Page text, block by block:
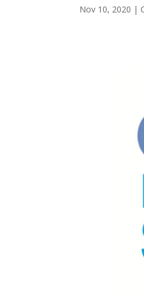
Nov 10, 2020 |